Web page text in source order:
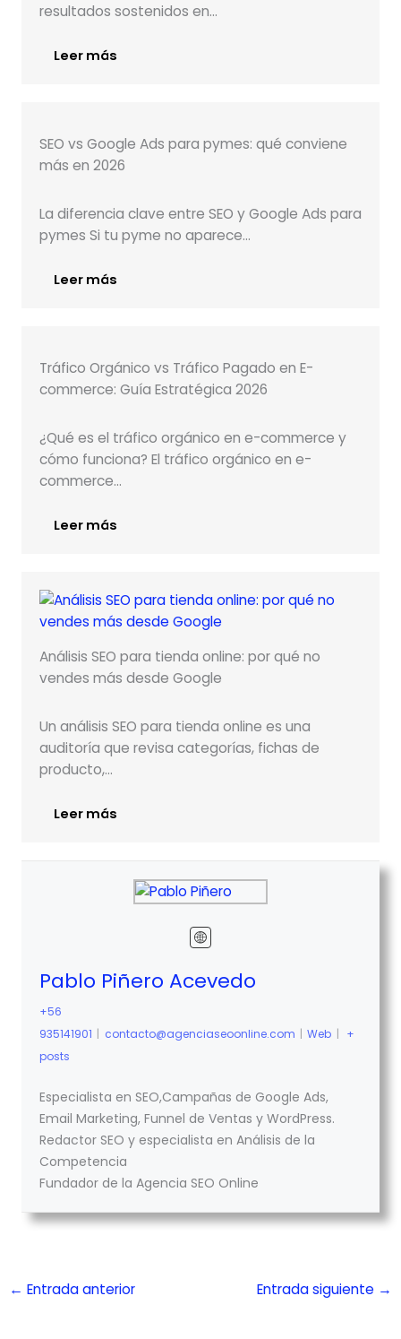
resultados sostenidos en…
Leer más
SEO vs Google Ads para pymes: qué conviene
más en 2026
La diferencia clave entre SEO y Google Ads para
pymes Si tu pyme no aparece…
Leer más
Tráfico Orgánico vs Tráfico Pagado en E-
commerce: Guía Estratégica 2026
¿Qué es el tráfico orgánico en e-commerce y
cómo funciona? El tráfico orgánico en e-
commerce…
Leer más
Análisis SEO para tienda online: por qué no
vendes más desde Google
Un análisis SEO para tienda online es una
auditoría que revisa categorías, fichas de
producto,…
Leer más
Pablo Piñero Acevedo
+56
935141901 | contacto@agenciaseoonline.com | Web | +
posts
Especialista en SEO,Campañas de Google Ads,
Email Marketing, Funnel de Ventas y WordPress.
Redactor SEO y especialista en Análisis de la
Competencia
Fundador de la Agencia SEO Online
← Entrada anterior Entrada siguiente →